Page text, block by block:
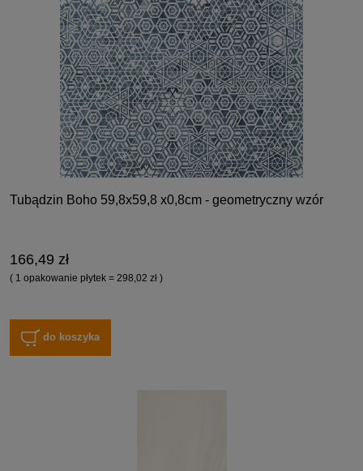
Tubądzin Boho 59,8x59,8 x0,8cm - geometryczny wzór
166,49 zł
( 1 opakowanie płytek = 298,02 zł )
do koszyka